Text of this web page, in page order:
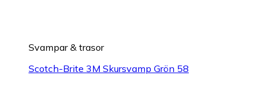
Svampar & trasor
Scotch-Brite 3M Skursvamp Grön 58